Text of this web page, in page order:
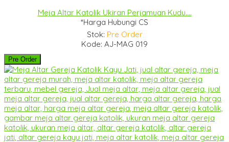
Meja Altar Katolik Ukiran Perjamuan Kudu....
*Harga Hubungi CS
Stok: Pre Order
Kode: AJ-MAG 019
Pre Order